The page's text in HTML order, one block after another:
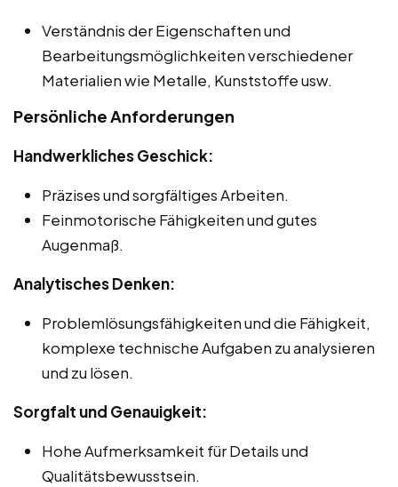
Verständnis der Eigenschaften und
Bearbeitungsmöglichkeiten verschiedener
Materialien wie Metalle, Kunststoffe usw.
Persönliche Anforderungen
Handwerkliches Geschick:
Präzises und sorgfältiges Arbeiten.
Feinmotorische Fähigkeiten und gutes
Augenmaß.
Analytisches Denken:
Problemlösungsfähigkeiten und die Fähigkeit,
komplexe technische Aufgaben zu analysieren
und zu lösen.
Sorgfalt und Genauigkeit:
Hohe Aufmerksamkeit für Details und
Qualitätsbewusstsein.